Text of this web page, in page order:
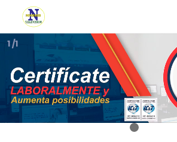
1 /1